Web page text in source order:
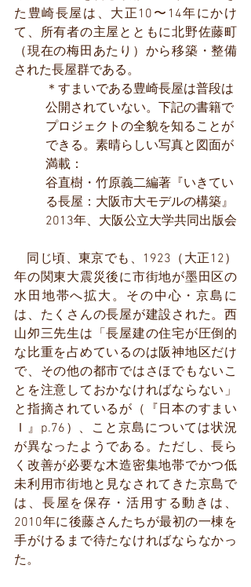
た豊崎長屋は、大正10〜14年にかけ
て、所有者の主屋とともに北野佐藤町
（現在の梅田あたり）から移築・整備
された長屋群である。
＊すまいである豊崎長屋は普段は
公開されていない。下記の書籍で
プロジェクトの全貌を知ることが
できる。素晴らしい写真と図面が
満載：
谷直樹・竹原義二編著『いきてい
る長屋：大阪市大モデルの構築』
2013年、大阪公立大学共同出版会
同じ頃、東京でも、1923（大正12）
年の関東大震災後に市街地が墨田区の
水田地帯へ拡大。その中心・京島に
は、たくさんの長屋が建設された。西
山夘三先生は「長屋建の住宅が圧倒的
な比重を占めているのは阪神地区だけ
で、その他の都市ではさほでもないこ
とを注意しておかなければならない」
と指摘されているが（『日本のすまい
Ｉ』p.76）、こと京島については状況
が異なったようである。ただし、長ら
く改善が必要な木造密集地帯でかつ低
未利用市街地と見なされてきた京島で
は、長屋を保存・活用する動きは、
2010年に後藤さんたちが最初の一棟を
手がけるまで待たなければならなかっ
た。